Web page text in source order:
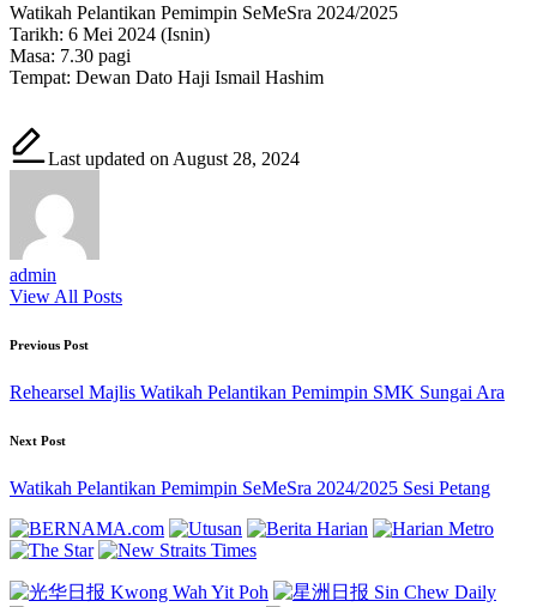
Watikah Pelantikan Pemimpin SeMeSra 2024/2025
Tarikh: 6 Mei 2024 (Isnin)
Masa: 7.30 pagi
Tempat: Dewan Dato Haji Ismail Hashim
Last updated on August 28, 2024
admin
View All Posts
Post
navigation
Previous Post
Rehearsel Majlis Watikah Pelantikan Pemimpin SMK Sungai Ara
Next Post
Watikah Pelantikan Pemimpin SeMeSra 2024/2025 Sesi Petang